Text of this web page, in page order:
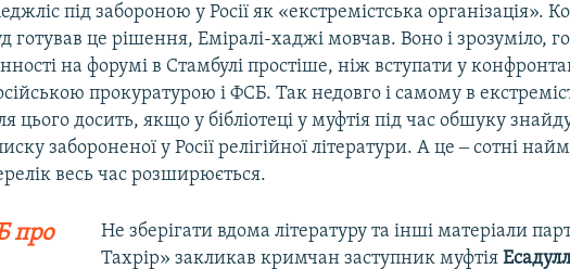
під забороною у Росії як «екстремістська організація».
готував це рішення, Еміралі-хаджі мовчав. Воно і зрозуміло,
на форумі в Стамбулі простіше, ніж вступати у
прокуратурою і ФСБ. Так недовго і самому в
цього досить, якщо у бібліотеці у муфтія під час обшуку
забороненої у Росії релігійної літератури. А це ‒ сотні
весь час розширюється.
про
Не зберігати вдома літературу та інші матеріали
Тахрір» закликав кримчан заступник муфтія